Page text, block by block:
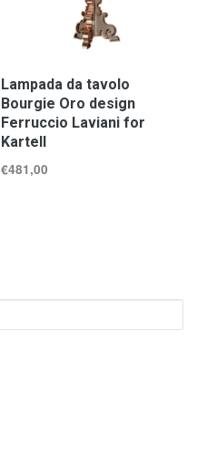
Lampada da tavolo
Bourgie Oro design
Ferruccio Laviani for
Kartell
€481,00